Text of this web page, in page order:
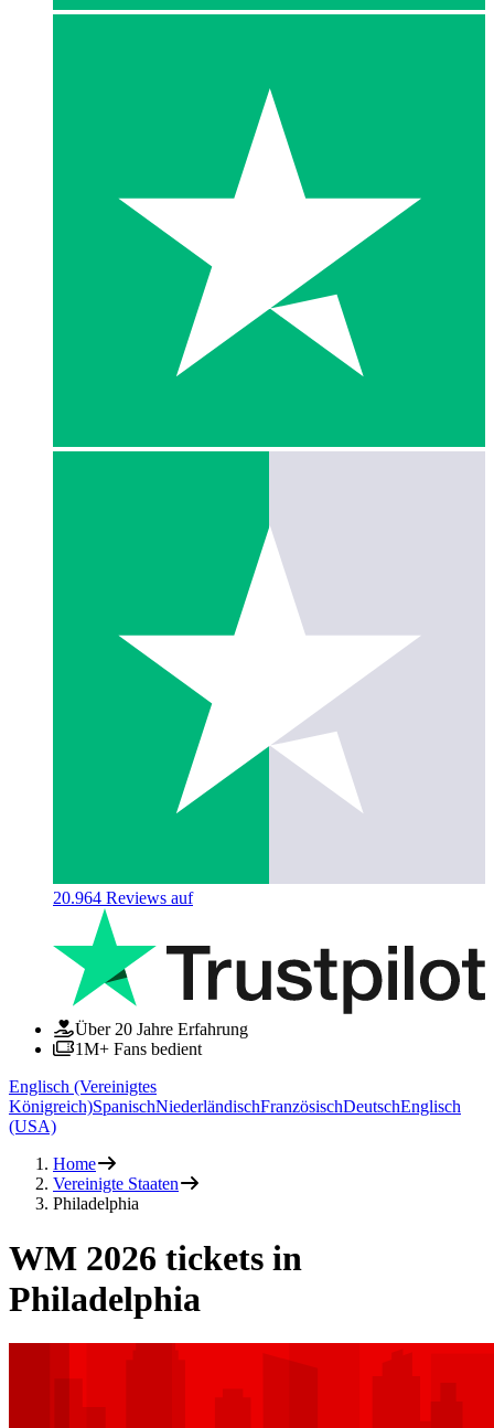
20.964 Reviews auf
Über 20 Jahre Erfahrung
1M+ Fans bedient
Englisch (Vereinigtes
Königreich)SpanischNiederländischFranzösischDeutschEnglisch
(USA)
Home
Vereinigte Staaten
Philadelphia
WM 2026 tickets in
Philadelphia